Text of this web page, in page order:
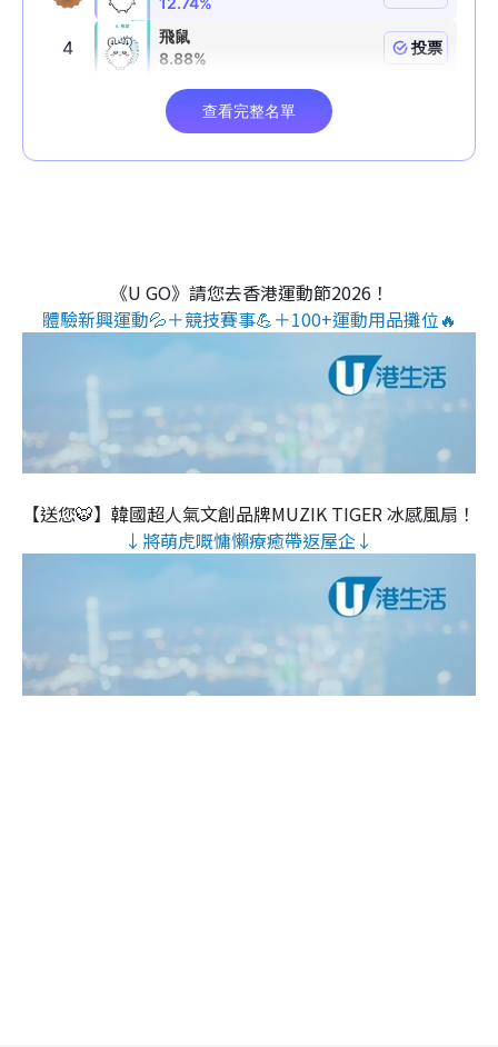
《U GO》請您去香港運動節2026！
體驗新興運動💦＋競技賽事💪＋100+運動用品攤位🔥
【送您🐯】韓國超人氣文創品牌MUZIK TIGER 冰感風扇！
↓將萌虎嘅慵懶療癒帶返屋企↓